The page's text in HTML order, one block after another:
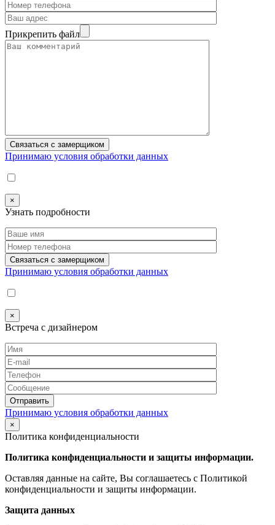
Прикрепить файл
Принимаю условия обработки данных
×
Узнать подробности
Принимаю условия обработки данных
×
Встреча с дизайнером
Принимаю условия обработки данных
×
Политика конфиденциальности
Политика конфиденциальности и защиты информации.
Оставляя данные на сайте, Вы соглашаетесь с Политикой
конфиденциальности и защиты информации.
Защита данных